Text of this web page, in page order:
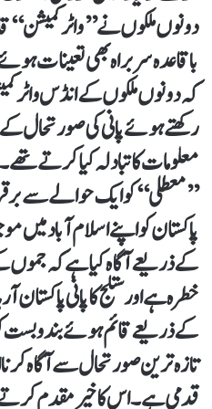
دونوں ملکوں نے ’’واٹر
باقاعدہ سربراہ بھی تعینات
کہ دونوں ملکوں کے انڈس
رکھتے ہوئے پانی کی صورتحال
معلومات کا تبادلہ کیا کرتے
’’معطلی‘‘ کو ایک حوالے سے
پاکستان کو اپنے اسلام آباد میں
کے ذریعے آگاہ کیا ہے کہ جموں
خطرہ ہے اور ستلج کا پانی
کے ذریعے قائم ہوئے بندوبست کو
تازہ ترین صورتحال سے آگاہ
قدمی ہے۔ اس کا خیرمقدم کرتے